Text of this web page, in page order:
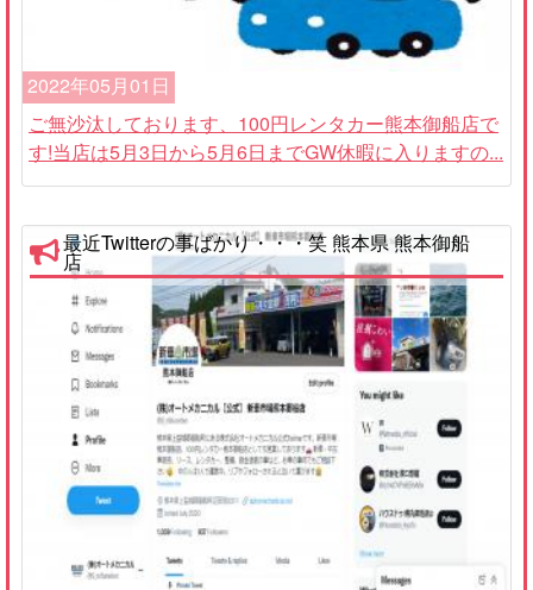
2022年05月01日
ご無沙汰しております、100円レンタカー熊本御船店で
す!当店は5月3日から5月6日までGW休暇に入りますの...
最近Twitterの事ばかり・・・笑 熊本県 熊本御船
店